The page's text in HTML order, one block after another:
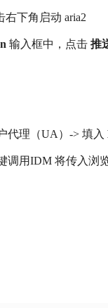
右下角启动 aria2
输入框中，点击 推
代理（UA）-> 填入
调用IDM 将传入浏